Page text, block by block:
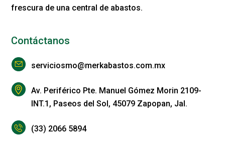
frescura de una central de abastos.
Contáctanos
serviciosmo@merkabastos.com.mx
Av. Periférico Pte. Manuel Gómez Morin 2109-
INT.1, Paseos del Sol, 45079 Zapopan, Jal.
(33) 2066 5894